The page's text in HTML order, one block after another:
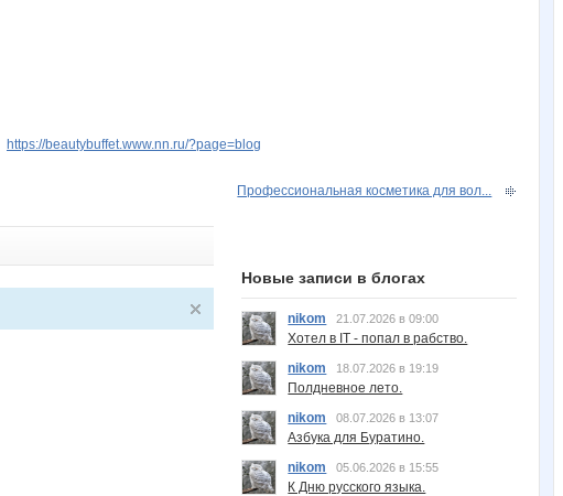
https://beautybuffet.www.nn.ru/?page=blog
Профессиональная косметика для вол...
Новые записи в блогах
nikom 21.07.2026 в 09:00
Хотел в IT - попал в рабство.
nikom
18.07.2026 в 19:19
Полдневное лето.
nikom
08.07.2026 в 13:07
Азбука для Буратино.
nikom
05.06.2026 в 15:55
К Дню русского языка.